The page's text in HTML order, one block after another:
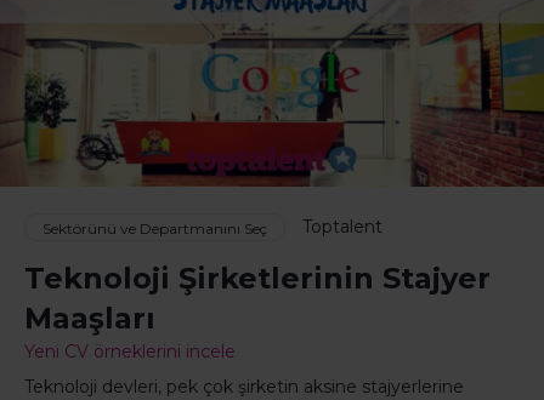
Sektörünü ve Departmanını Seç Toptalent
Teknoloji Şirketlerinin Stajyer
Maaşları
Yeni CV örneklerini incele
Teknoloji devleri, pek çok şirketin aksine stajyerlerine